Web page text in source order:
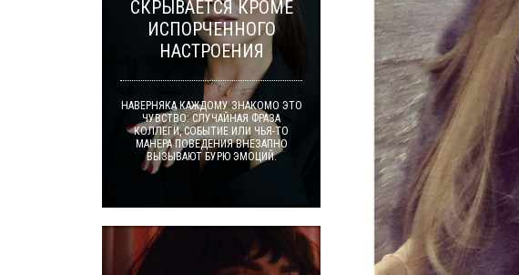
СКРЫВАЕТСЯ КРОМЕ
ИСПОРЧЕННОГО
НАСТРОЕНИЯ
НАВЕРНЯКА КАЖДОМУ ЗНАКОМО ЭТО
ЧУВСТВО: СЛУЧАЙНАЯ ФРАЗА
КОЛЛЕГИ, СОБЫТИЕ ИЛИ ЧЬЯ-ТО
МАНЕРА ПОВЕДЕНИЯ ВНЕЗАПНО
ВЫЗЫВАЮТ БУРЮ ЭМОЦИЙ.